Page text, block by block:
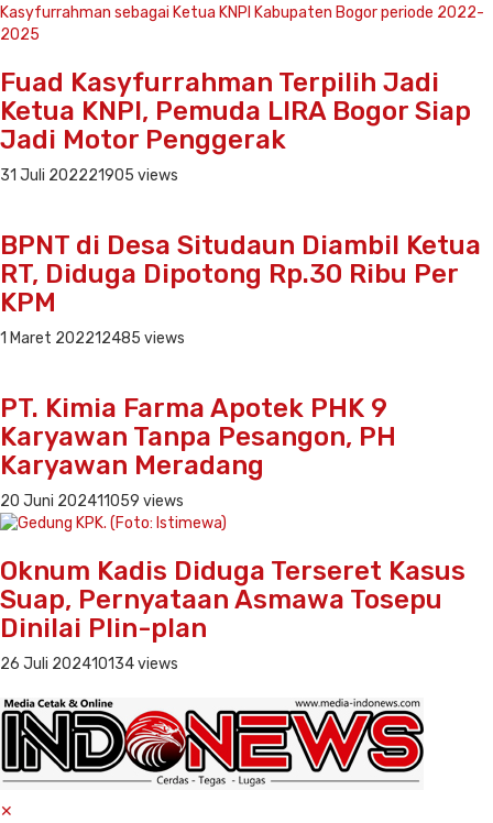
Fuad Kasyfurrahman Terpilih Jadi
Ketua KNPI, Pemuda LIRA Bogor Siap
Jadi Motor Penggerak
31 Juli 202221905 views
BPNT di Desa Situdaun Diambil Ketua
RT, Diduga Dipotong Rp.30 Ribu Per
KPM
1 Maret 202212485 views
PT. Kimia Farma Apotek PHK 9
Karyawan Tanpa Pesangon, PH
Karyawan Meradang
20 Juni 202411059 views
Oknum Kadis Diduga Terseret Kasus
Suap, Pernyataan Asmawa Tosepu
Dinilai Plin-plan
26 Juli 202410134 views
✕